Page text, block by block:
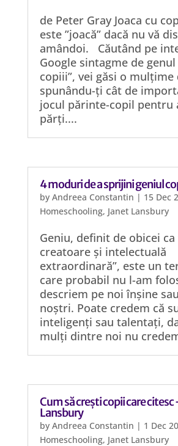
de Peter Gray Joaca cu
este ”joacă” dacă nu vă
amândoi. Căutând pe
Google sintagme de genul
copiii”, vei găsi o
spunându-ți cât de
jocul părinte-copil pentru
părți....
4 moduri de a sprijini geniul
by Andreea Constantin | 15 Dec
Homeschooling, Janet Lansbury
Geniu, definit de obicei ca
creatoare și intelectuală
extraordinară”, este un
care probabil nu l-am
descriem pe noi înșine
noștri. Poate credem că
inteligenți sau talentați,
mulți dintre noi nu
Cum să crești copii care citesc –
Lansbury
by Andreea Constantin | 1 Dec
Homeschooling, Janet Lansbury